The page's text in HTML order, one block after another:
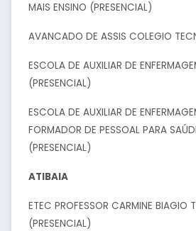
MAIS ENSINO (PRESENCIAL)
AVANCADO DE ASSIS COLEGIO
ESCOLA DE AUXILIAR DE
(PRESENCIAL)
ESCOLA DE AUXILIAR DE
FORMADOR DE PESSOAL PARA
(PRESENCIAL)
ATIBAIA
ETEC PROFESSOR CARMINE BIAGIO
(PRESENCIAL)